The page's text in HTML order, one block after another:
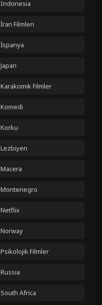
Indonesia
İran Filmleri
İspanya
Japan
Karakomik Filmler
Komedi
Korku
Lezbiyen
Macera
Montenegro
Netflix
Norway
Psikolojik Filmler
Russia
South Africa